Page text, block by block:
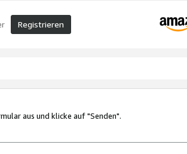
Registrieren
aus und klicke auf "Senden".